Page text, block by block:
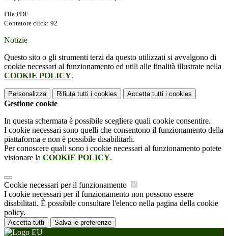
File PDF
Contatore click: 92
Notizie
Questo sito o gli strumenti terzi da questo utilizzati si avvalgono di
cookie necessari al funzionamento ed utili alle finalità illustrate nella
COOKIE POLICY.
Personalizza Rifiuta tutti i cookies Accetta tutti i cookies
Gestione cookie
In questa schermata è possibile scegliere quali cookie consentire.
I cookie necessari sono quelli che consentono il funzionamento della
piattaforma e non è possibile disabilitarli.
Per conoscere quali sono i cookie necessari al funzionamento potete
visionare la COOKIE POLICY.
Cookie necessari per il funzionamento
I cookie necessari per il funzionamento non possono essere
disabilitati. È possibile consultare l'elenco nella pagina della cookie
policy.
Accetta tutti Salva le preferenze